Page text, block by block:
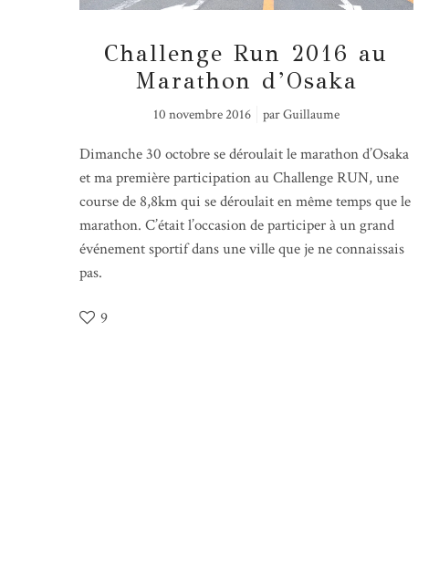
Challenge Run 2016 au
Marathon d’Osaka
10 novembre 2016 parGuillaume
Dimanche 30 octobre se déroulait le marathon d’Osaka
et ma première participation au Challenge RUN, une
course de 8,8km qui se déroulait en même temps que le
marathon. C’était l’occasion de participer à un grand
événement sportif dans une ville que je ne connaissais
pas.
9